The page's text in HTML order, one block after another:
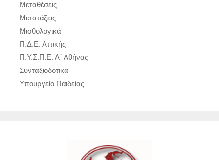
Μεταθέσεις
Μετατάξεις
Μισθολογικά
Π.Δ.Ε. Αττικής
Π.Υ.Σ.Π.Ε. Α΄ Αθήνας
Συνταξιοδοτικά
Υπουργείο Παιδείας